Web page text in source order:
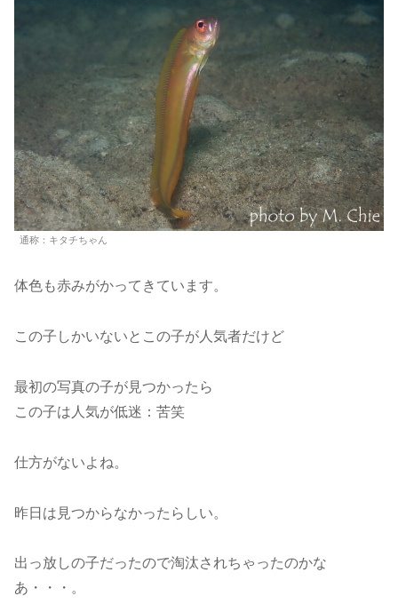
通称：キタチちゃん
体色も赤みがかってきています。
この子しかいないとこの子が人気者だけど
最初の写真の子が見つかったら
この子は人気が低迷：苦笑
仕方がないよね。
昨日は見つからなかったらしい。
出っ放しの子だったので淘汰されちゃったのかな
あ・・・。